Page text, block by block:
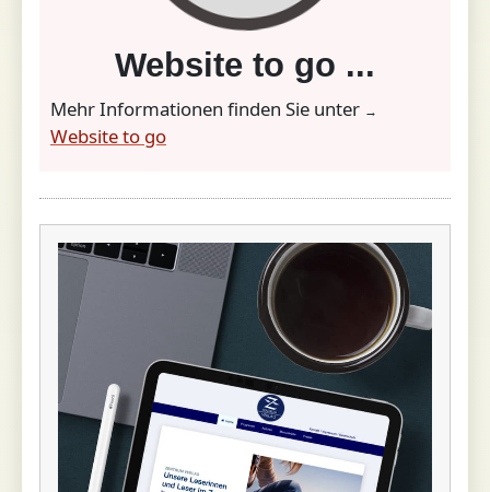
Website to go ...
Mehr Informationen finden Sie unter →
Website to go